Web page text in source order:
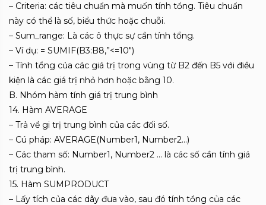
– Criteria: các tiêu chuẩn mà muốn tính tổng. Tiêu chuẩn
này có thể là số, biểu thức hoặc chuỗi.
– Sum_range: Là các ô thực sự cần tính tổng.
– Ví dụ: = SUMIF(B3:B8,”<=10″)
– Tính tổng của các giá trị trong vùng từ B2 đến B5 với điều
kiện là các giá trị nhỏ hơn hoặc bằng 10.
B. Nhóm hàm tính giá trị trung bình
14. Hàm AVERAGE
– Trả về gi trị trung bình của các đối số.
– Cú pháp: AVERAGE(Number1, Number2…)
– Các tham số: Number1, Number2 … là các số cần tính giá
trị trung bình.
15. Hàm SUMPRODUCT
– Lấy tích của các dãy đưa vào, sau đó tính tổng của các